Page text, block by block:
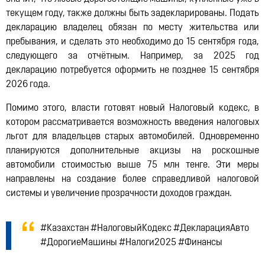
текущем году, также должны быть задекларированы. Подать
декларацию владелец обязан по месту жительства или
пребывания, и сделать это необходимо до 15 сентября года,
следующего за отчётным. Например, за 2025 год
декларацию потребуется оформить не позднее 15 сентября
2026 года.
Помимо этого, власти готовят новый Налоговый кодекс, в
котором рассматривается возможность введения налоговых
льгот для владельцев старых автомобилей. Одновременно
планируются дополнительные акцизы на роскошные
автомобили стоимостью выше 75 млн тенге. Эти меры
направлены на создание более справедливой налоговой
системы и увеличение прозрачности доходов граждан.
#Казахстан #НалоговыйКодекс #ДекларацияАвто
#ДорогиеМашины #Налоги2025 #Финансы